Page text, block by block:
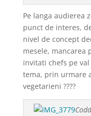
Pe langa audierea
punct de interes,
nivel de concept
mesele, mancarea
invitati chefs pe
tema, prin urmare
vegetarieni ????